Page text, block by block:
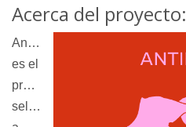
Acerca del proyecto:
Antifrágil
es el
proyecto
seleccionado